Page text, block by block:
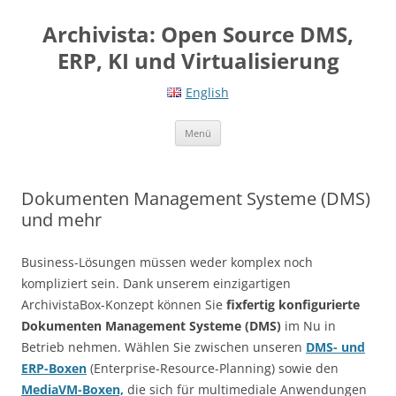
InhaltArchivista: Open Source DMS,
ERP, KI und Virtualisierung
English
Menü
Dokumenten Management Systeme (DMS)
und mehr
Business-Lösungen müssen weder komplex noch
kompliziert sein. Dank unserem einzigartigen
ArchivistaBox-Konzept können Sie fixfertig konfigurierte
Dokumenten Management Systeme (DMS) im Nu in
Betrieb nehmen. Wählen Sie zwischen unseren DMS- und
ERP-Boxen (Enterprise-Resource-Planning) sowie den
MediaVM-Boxen, die sich für multimediale Anwendungen